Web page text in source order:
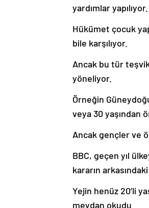
yardımlar yapılıyor.
Hükümet çocuk
bile karşılıyor.
Ancak bu tür
yöneliyor.
Örneğin
veya 30 yaşından
Ancak gençler ve
BBC, geçen yıl
kararın
Yejin henüz 20’li
meydan okudu.